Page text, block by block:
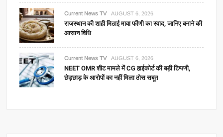
Current News TV AUGUST 6, 2026
राजस्थान की शाही मिठाई मावा फीणी का स्वाद, जानिए बनाने की
आसान विधि
Current News TV AUGUST 6, 2026
NEET OMR शीट मामले में CG हाईकोर्ट की बड़ी टिप्पणी,
छेड़छाड़ के आरोपों का नहीं मिला ठोस सबूत